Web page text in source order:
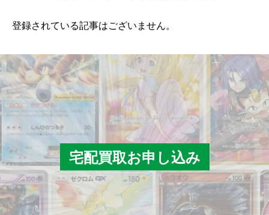
登録されている記事はございません。
宅配買取お申し込み